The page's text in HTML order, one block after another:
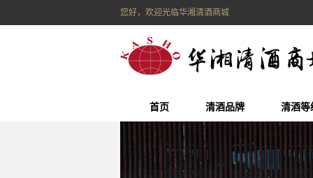
您好，欢迎光临华湘清酒商城
首页 清酒品牌 清酒等